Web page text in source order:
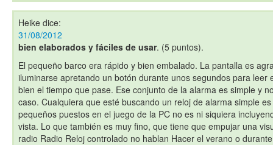
Heike dice:
31/08/2012
bien elaborados y fáciles de usar. (5 puntos).
El pequeño barco era rápido y bien embalado. La pantalla es
iluminarse apretando un botón durante unos segundos para leer
bien el tiempo que pase. Ese conjunto de la alarma es simple y
caso. Cualquiera que esté buscando un reloj de alarma simple
pequeños puestos en el juego de la PC no es ni siquiera
vista. Lo que también es muy fino, que tiene que empujar una
radio Radio Reloj controlado no hablan Hacer el verano o